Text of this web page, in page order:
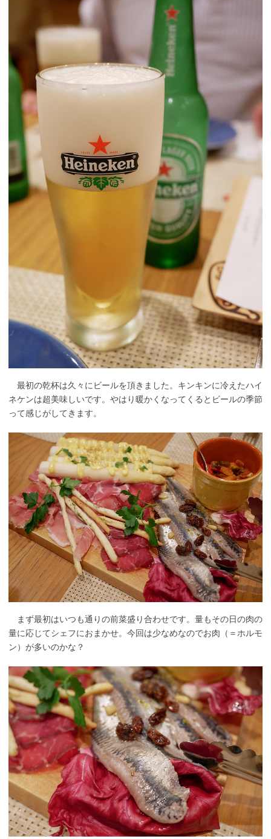
最初の乾杯は久々にビールを頂きました。キンキンに冷えたハイ
ネケンは超美味しいです。やはり暖かくなってくるとビールの季節
って感じがしてきます。
まず最初はいつも通りの前菜盛り合わせです。量もその日の肉の
量に応じてシェフにおまかせ。今回は少なめなのでお肉（＝ホルモ
ン）が多いのかな？